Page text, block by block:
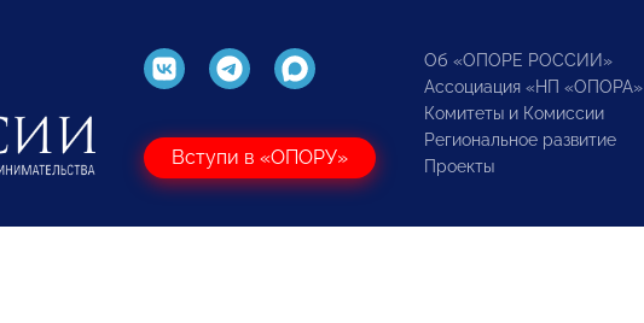
Вступи в «ОПОРУ»
Об «ОПОРЕ РОССИИ»
Ассоциация «НП «ОПОРА»
Комитеты и Комиссии
Региональное развитие
Проекты